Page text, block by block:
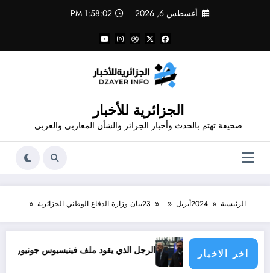
أغسطس 6, 2026 1:58:03 PM
الجزائرية للأخبار
صحيفة تهتم بالحدث وأخبار الجزائر والشأن المغاربي والعربي
الرئيسية 2024أبريل 23بيان وزارة الدفاع الوطني الجزائرية
اخر الاخبار
الدول الأطراف الرجل الذي يقود ملف فينيسيوس جونيور